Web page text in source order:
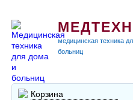
медицинская техника
больниц
Корзина